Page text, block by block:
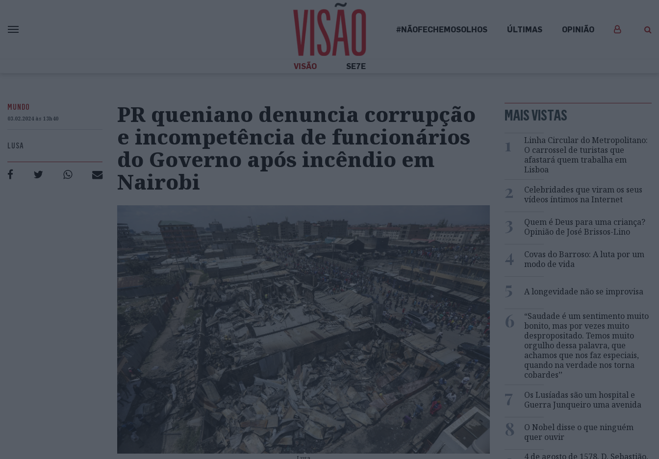
#NÃOFECHEMOSOLHOS ÚLTIMAS OPINIÃO
VISÃO SE7E
MUNDO
03.02.2024 às 13h40
LUSA
PR queniano denuncia corrupção
e incompetência de funcionários
do Governo após incêndio em
Nairobi
MAIS VISTAS
1
Linha Circular do Metropolitano:
O carrossel de turistas que
afastará quem trabalha em
Lisboa
2
Celebridades que viram os seus
vídeos íntimos na Internet
3
Quem é Deus para uma criança?
Opinião de José Brissos-Lino
4
Covas do Barroso: A luta por um
modo de vida
5 A longevidade não se improvisa
6
“Saudade é um sentimento muito
bonito, mas por vezes muito
despropositado. Temos muito
orgulho dessa palavra, que
achamos que nos faz especiais,
quando na verdade nos torna
cobardes’’
7
Os Lusíadas são um hospital e
Guerra Junqueiro uma avenida
8
O Nobel disse o que ninguém
quer ouvir
4 de agosto de 1578. D. Sebastião,